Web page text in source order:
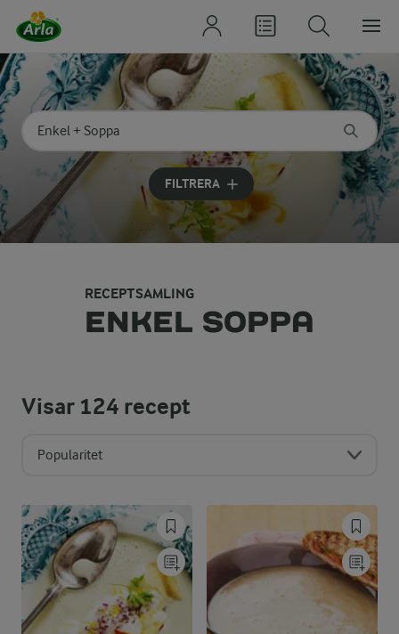
Sök på kategori eller ingrediens
Skriv in sökord för att få förslag
FILTRERA
RECEPTSAMLING
ENKEL SOPPA
Visar124 recept
Popularitet